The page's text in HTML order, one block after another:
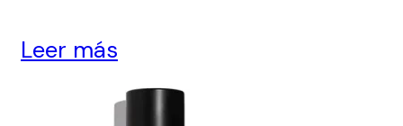
Leer más